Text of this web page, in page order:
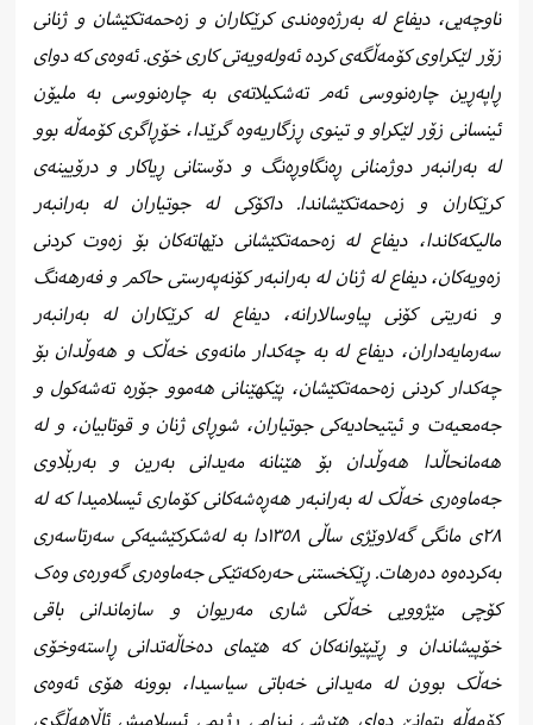
ناوچەیی، دیفاع لە بەرژەوەندی کرێکاران و زەحمەتکێشان و ژنانی
زۆر لێکراوی کۆمەڵگەی کردە ئەولەویەتی کاری خۆی. ئەوەی کە دوای
ڕاپەڕین چارەنووسی ئەم تەشکیلاتەی بە چارەنووسی بە ملیۆن
ئینسانی زۆر لێکراو و تینوی ڕزگاریەوە گرێدا، خۆڕاگری کۆمەڵە بوو
لە بەرانبەر دوژمنانی ڕەنگاوڕەنگ و دۆستانی ڕیاکار و درۆیینەی
کرێکاران و زەحمەتکێشاندا. داکۆکی لە جوتیاران لە بەرانبەر
مالیکەکاندا، دیفاع لە زەحمەتکێشانی دێهاتەکان بۆ زەوت کردنی
زەویەکان، دیفاع لە ژنان لە بەرانبەر کۆنەپەرستی حاکم و فەرهەنگ
و نەریتی کۆنی پیاوسالارانە، دیفاع لە کرێکاران لە بەرانبەر
سەرمایەداران، دیفاع لە بە چەکدار مانەوی خەڵک و هەوڵدان بۆ
چەکدار کردنی زەحمەتکێشان، پێکهێنانی هەموو جۆرە تەشەکول و
جەمعیەت و ئیتیحادیەکی جوتیاران، شوڕای ژنان و قوتابیان، و لە
هەمانحاڵدا هەوڵدان بۆ هێنانە مەیدانی بەرین و بەربڵاوی
جەماوەری خەڵک لە بەرانبەر هەڕەشەکانی کۆماری ئیسلامیدا کە لە
٢٨ی مانگی گەلاوێژی ساڵی ١٣٥٨دا بە لەشکرکێشیەکی سەرتاسەری
بەکردەوە دەرهات. ڕێکخستنی حەرەکەتێکی جەماوەری گەورەی وەک
کۆچی مێژوویی خەڵکی شاری مەریوان و سازماندانی باقی
خۆپیشاندان و ڕێپێوانەکان کە هێمای دەخاڵەتدانی ڕاستەوخۆی
خەڵک بوون لە مەیدانی خەباتی سیاسیدا، بوونە هۆی ئەوەی